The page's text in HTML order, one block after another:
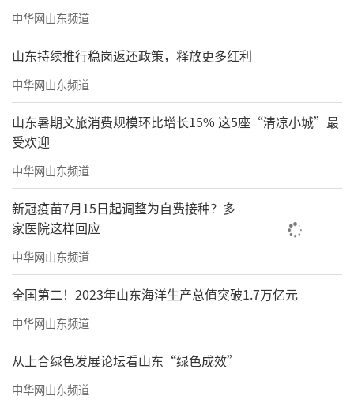
中华网山东频道
山东持续推行稳岗返还政策，释放更多红利
中华网山东频道
山东暑期文旅消费规模环比增长15% 这5座“清凉小城”最
受欢迎
中华网山东频道
新冠疫苗7月15日起调整为自费接种？多
家医院这样回应
中华网山东频道
全国第二！2023年山东海洋生产总值突破1.7万亿元
中华网山东频道
从上合绿色发展论坛看山东“绿色成效”
中华网山东频道